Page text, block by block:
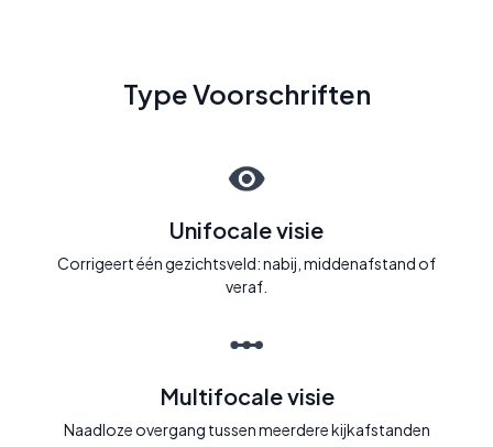
Type Voorschriften
Unifocale visie
Corrigeert één gezichtsveld: nabij, middenafstand of
veraf.
Multifocale visie
Naadloze overgang tussen meerdere kijkafstanden